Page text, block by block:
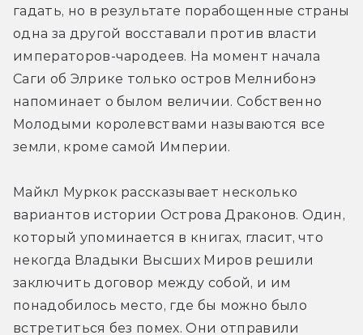
гадать, но в результате порабощенные страны
одна за другой восставали против власти
императоров-чародеев. На момент начала
Саги об Элрике только остров Мелнибонэ
напоминает о былом величии. Собственно
Молодыми королевствами называются все
земли, кроме самой Империи.
Майкл Муркок рассказывает несколько
вариантов истории Острова Драконов. Один,
который упоминается в книгах, гласит, что
некогда Владыки Высших Миров решили
заключить договор между собой, и им
понадобилось место, где бы можно было
встретиться без помех. Они отправили